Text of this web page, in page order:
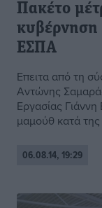
Πακέτο
κυβέρνηση
ΕΣΠΑ
Επειτα από τη
Αντώνης
Εργασίας
μαμούθ κατά της
06.08.14, 19:29